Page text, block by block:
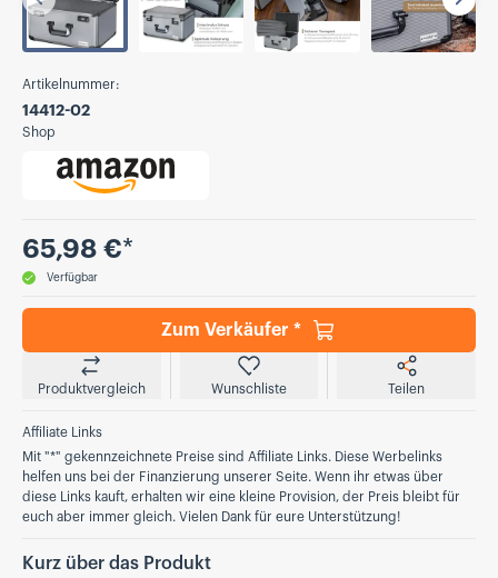
Vorherige
Artikelnummer:
14412-02
Shop
Preis
65,98 €*
Verfügbar
Zum Verkäufer *
Produktvergleich Wunschliste Teilen
Affiliate Links
Mit "*" gekennzeichnete Preise sind Affiliate Links. Diese Werbelinks
helfen uns bei der Finanzierung unserer Seite. Wenn ihr etwas über
diese Links kauft, erhalten wir eine kleine Provision, der Preis bleibt für
euch aber immer gleich. Vielen Dank für eure Unterstützung!
Kurz über das Produkt